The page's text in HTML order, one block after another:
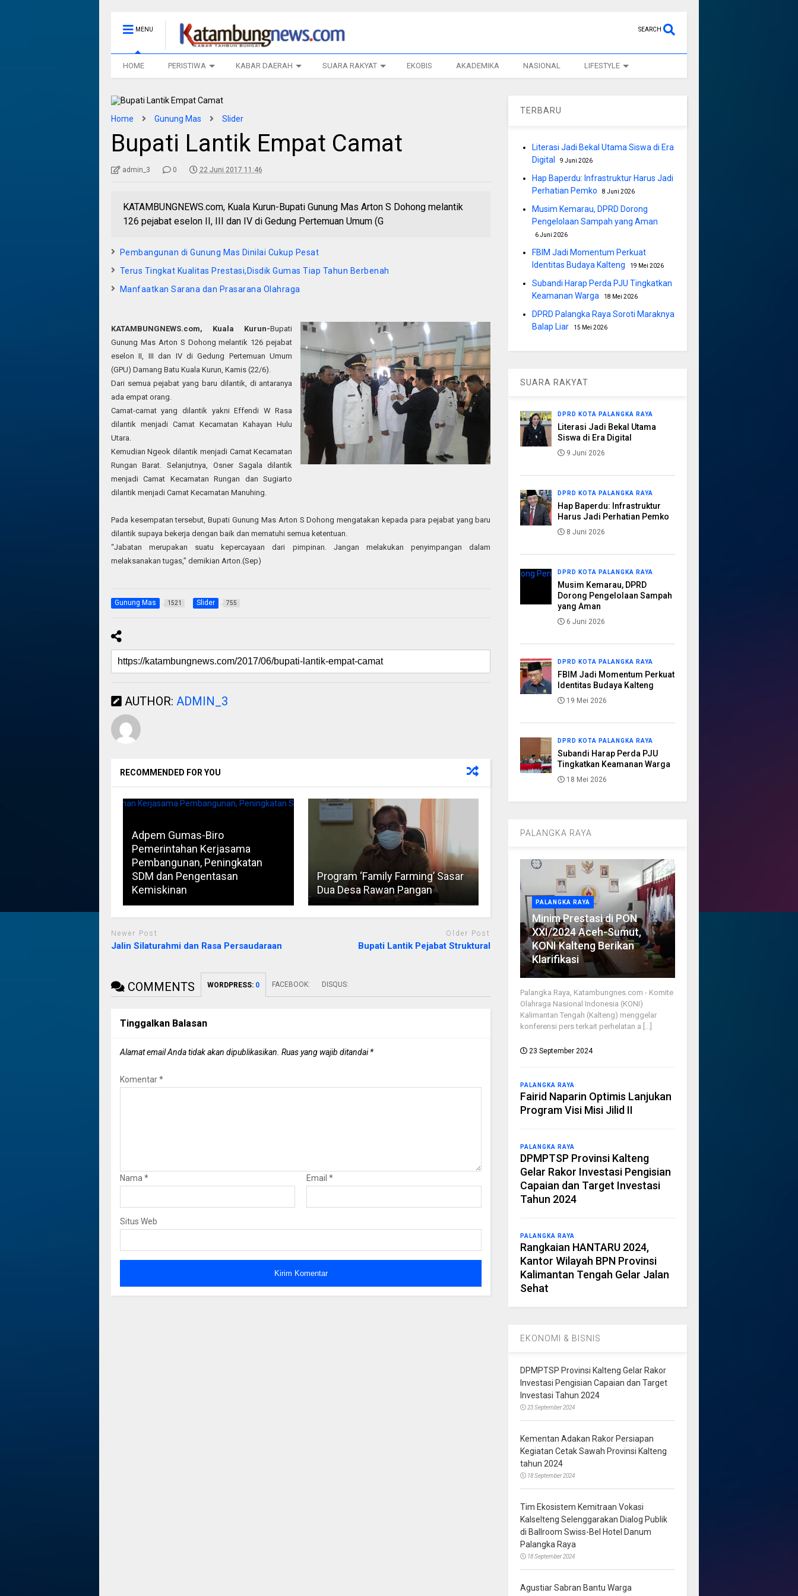
MENU SEARCH
HOME PERISTIWA KABAR DAERAH SUARA RAKYAT EKOBIS AKADEMIKA NASIONAL LIFESTYLE
Home Gunung Mas Slider
Bupati Lantik Empat Camat
admin_3 0 22 Juni 2017 11:46
KATAMBUNGNEWS.com, Kuala Kurun-Bupati Gunung Mas Arton S Dohong melantik
126 pejabat eselon II, III dan IV di Gedung Pertemuan Umum (G
Pembangunan di Gunung Mas Dinilai Cukup Pesat
Terus Tingkat Kualitas Prestasi,Disdik Gumas Tiap Tahun Berbenah
Manfaatkan Sarana dan Prasarana Olahraga
KATAMBUNGNEWS.com, Kuala Kurun-Bupati
Gunung Mas Arton S Dohong melantik 126 pejabat
eselon II, III dan IV di Gedung Pertemuan Umum
(GPU) Damang Batu Kuala Kurun, Kamis (22/6).
Dari semua pejabat yang baru dilantik, di antaranya
ada empat orang.
Camat-camat yang dilantik yakni Effendi W Rasa
dilantik menjadi Camat Kecamatan Kahayan Hulu
Utara.
Kemudian Ngeok dilantik menjadi Camat Kecamatan
Rungan Barat. Selanjutnya, Osner Sagala dilantik
menjadi Camat Kecamatan Rungan dan Sugiarto
dilantik menjadi Camat Kecamatan Manuhing.
Pada kesempatan tersebut, Bupati Gunung Mas Arton S Dohong mengatakan kepada para pejabat yang baru
dilantik supaya bekerja dengan baik dan mematuhi semua ketentuan.
“Jabatan merupakan suatu kepercayaan dari pimpinan. Jangan melakukan penyimpangan dalam
melaksanakan tugas,” demikian Arton.(Sep)
Gunung Mas 1521 Slider 755
AUTHOR: ADMIN_3
RECOMMENDED FOR YOU
Adpem Gumas-Biro
Pemerintahan Kerjasama
Pembangunan, Peningkatan
SDM dan Pengentasan
Kemiskinan
Program ‘Family Farming’ Sasar
Dua Desa Rawan Pangan
Newer Post
Jalin Silaturahmi dan Rasa Persaudaraan
Older Post
Bupati Lantik Pejabat Struktural
COMMENTS WORDPRESS: 0 FACEBOOK: DISQUS:
Tinggalkan Balasan
Alamat email Anda tidak akan dipublikasikan. Ruas yang wajib ditandai*
Komentar*
Nama * Email *
Situs Web
TERBARU
Literasi Jadi Bekal Utama Siswa di Era
Digital
9 Juni 2026
Hap Baperdu: Infrastruktur Harus Jadi
Perhatian Pemko
8 Juni 2026
Musim Kemarau, DPRD Dorong
Pengelolaan Sampah yang Aman
6 Juni 2026
FBIM Jadi Momentum Perkuat
Identitas Budaya Kalteng
19 Mei 2026
Subandi Harap Perda PJU Tingkatkan
Keamanan Warga
18 Mei 2026
DPRD Palangka Raya Soroti Maraknya
Balap Liar
15 Mei 2026
SUARA RAKYAT
DPRD KOTA PALANGKA RAYA
Literasi Jadi Bekal Utama
Siswa di Era Digital
9 Juni 2026
DPRD KOTA PALANGKA RAYA
Hap Baperdu: Infrastruktur
Harus Jadi Perhatian Pemko
8 Juni 2026
DPRD KOTA PALANGKA RAYA
Musim Kemarau, DPRD
Dorong Pengelolaan Sampah
yang Aman
6 Juni 2026
DPRD KOTA PALANGKA RAYA
FBIM Jadi Momentum Perkuat
Identitas Budaya Kalteng
19 Mei 2026
DPRD KOTA PALANGKA RAYA
Subandi Harap Perda PJU
Tingkatkan Keamanan Warga
18 Mei 2026
PALANGKA RAYA
PALANGKA RAYA
Minim Prestasi di PON
XXI/2024 Aceh-Sumut,
KONI Kalteng Berikan
Klarifikasi
Palangka Raya, Katambungnes.com - Komite
Olahraga Nasional Indonesia (KONI)
Kalimantan Tengah (Kalteng) menggelar
konferensi pers terkait perhelatan a [...]
23 September 2024
PALANGKA RAYA
Fairid Naparin Optimis Lanjukan
Program Visi Misi Jilid II
PALANGKA RAYA
DPMPTSP Provinsi Kalteng
Gelar Rakor Investasi Pengisian
Capaian dan Target Investasi
Tahun 2024
PALANGKA RAYA
Rangkaian HANTARU 2024,
Kantor Wilayah BPN Provinsi
Kalimantan Tengah Gelar Jalan
Sehat
EKONOMI & BISNIS
DPMPTSP Provinsi Kalteng Gelar Rakor
Investasi Pengisian Capaian dan Target
Investasi Tahun 2024
23 September 2024
Kementan Adakan Rakor Persiapan
Kegiatan Cetak Sawah Provinsi Kalteng
tahun 2024
18 September 2024
Tim Ekosistem Kemitraan Vokasi
Kalselteng Selenggarakan Dialog Publik
di Ballroom Swiss-Bel Hotel Danum
Palangka Raya
18 September 2024
Agustiar Sabran Bantu Warga